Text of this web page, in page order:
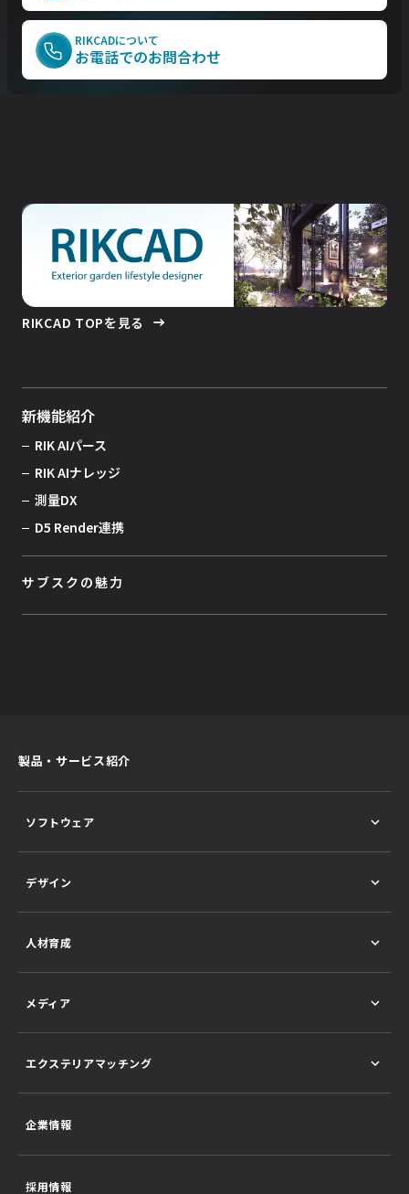
RIKCADについて
お電話でのお問合わせ
RIKCAD TOPを見る
新機能紹介
RIK AIパース
RIK AIナレッジ
測量DX
D5 Render連携
サブスクの魅力
製品・サービス紹介
ソフトウェア
デザイン
人材育成
メディア
エクステリアマッチング
企業情報
採用情報